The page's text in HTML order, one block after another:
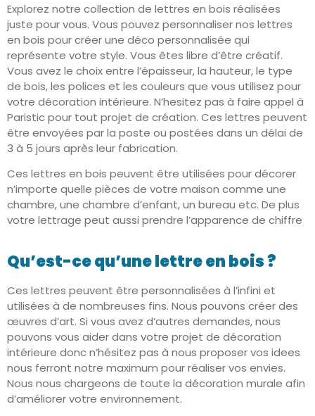
Explorez notre collection de lettres en bois réalisées
juste pour vous. Vous pouvez personnaliser nos lettres
en bois pour créer une déco personnalisée qui
représente votre style. Vous êtes libre d’être créatif.
Vous avez le choix entre l’épaisseur, la hauteur, le type
de bois, les polices et les couleurs que vous utilisez pour
votre décoration intérieure. N’hesitez pas à faire appel à
Paristic pour tout projet de création. Ces lettres peuvent
être envoyées par la poste ou postées dans un délai de
3 à 5 jours après leur fabrication.
Ces lettres en bois peuvent être utilisées pour décorer
n’importe quelle pièces de votre maison comme une
chambre, une chambre d’enfant, un bureau etc. De plus
votre lettrage peut aussi prendre l’apparence de chiffre
Qu’est-ce qu’une lettre en bois ?
Ces lettres peuvent être personnalisées à l’infini et
utilisées à de nombreuses fins. Nous pouvons créer des
œuvres d’art. Si vous avez d’autres demandes, nous
pouvons vous aider dans votre projet de décoration
intérieure donc n’hésitez pas à nous proposer vos idees
nous ferront notre maximum pour réaliser vos envies.
Nous nous chargeons de toute la décoration murale afin
d’améliorer votre environnement.